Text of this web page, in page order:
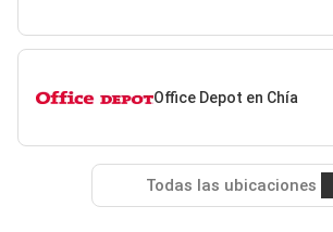
Office Depot en Chía
Todas las ubicaciones